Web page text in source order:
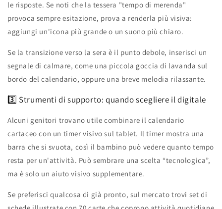
le risposte. Se noti che la tessera "tempo di merenda"
provoca sempre esitazione, prova a renderla più visiva:
aggiungi un'icona più grande o un suono più chiaro.
Se la transizione verso la sera è il punto debole, inserisci un
segnale di calmare, come una piccola goccia di lavanda sul
bordo del calendario, oppure una breve melodia rilassante.
3️⃣ Strumenti di supporto: quando scegliere il digitale
Alcuni genitori trovano utile combinare il calendario
cartaceo con un timer visivo sul tablet. Il timer mostra una
barra che si svuota, così il bambino può vedere quanto tempo
resta per un'attività. Può sembrare una scelta “tecnologica”,
ma è solo un aiuto visivo supplementare.
Se preferisci qualcosa di già pronto, sul mercato trovi set di